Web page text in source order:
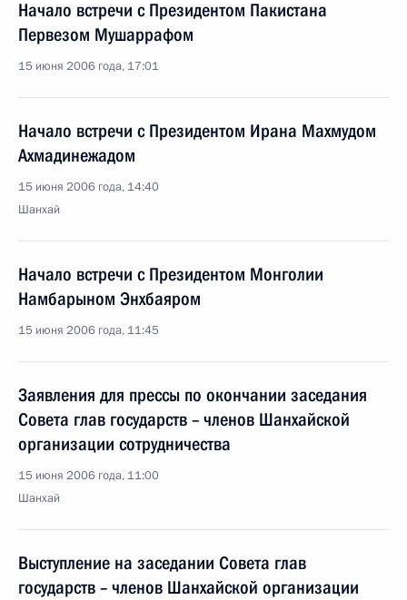
Начало встречи с Президентом Пакистана
Первезом Мушаррафом
15 июня 2006 года, 17:01
Начало встречи с Президентом Ирана Махмудом
Ахмадинежадом
15 июня 2006 года, 14:40
Шанхай
Начало встречи с Президентом Монголии
Намбарыном Энхбаяром
15 июня 2006 года, 11:45
Заявления для прессы по окончании заседания
Совета глав государств – членов Шанхайской
организации сотрудничества
15 июня 2006 года, 11:00
Шанхай
Выступление на заседании Совета глав
государств – членов Шанхайской организации